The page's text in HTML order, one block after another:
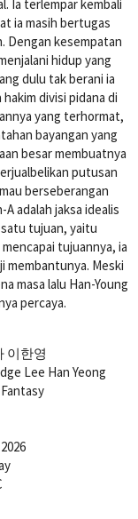
Ia terlempar kembali
ia masih bertugas
Dengan kesempatan
hidup yang
dulu tak berani ia
divisi pidana di
yang terhormat,
bayangan yang
besar membuatnya
putusan
berseberangan
adalah jaksa idealis
tujuan, yaitu
tujuannya, ia
membantunya. Meski
masa lalu Han-Young
percaya.
이한영
Lee Han Yeong